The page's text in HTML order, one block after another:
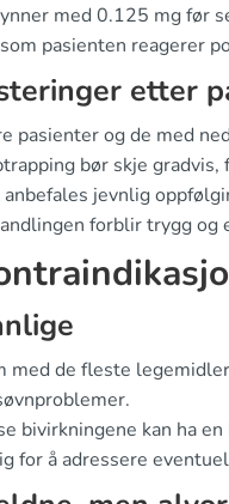
med 0.125 mg før
pasienten reagerer
etter
pasienter og de med
bør skje
jevnlig
forblir trygg og
med de fleste
bivirkningene kan ha
for å adressere